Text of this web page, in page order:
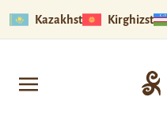
Kazakhstan Kirghizstan